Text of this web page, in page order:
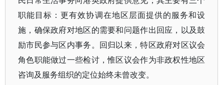
职能目标：更有效协调在地区层面提供的服务和设
施，确保政府对地区的需要和问题作出回应，以及鼓
励市民参与区内事务。回归以来，特区政府对区议会
角色职能做过一些检讨，惟区议会作为非政权性地区
咨询及服务组织的定位始终未曾改变。